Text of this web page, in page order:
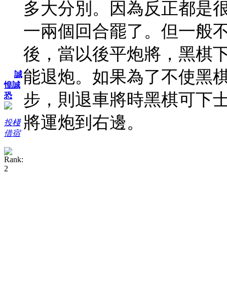
誠
惶誠
恐
投棧
借宿
多大分別。因為反正都是
一兩個回合罷了。但一般
後，當以後平炮將，黑棋
能退炮。如果為了不使黑
步，則退車將時黑棋可下
將運炮到右邊。